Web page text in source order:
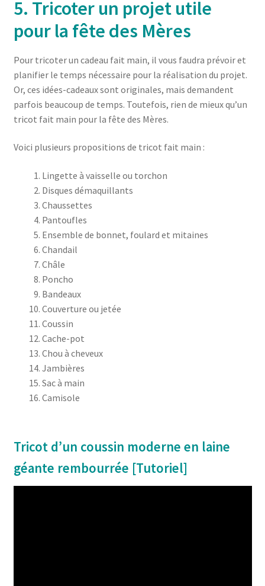
5. Tricoter un projet utile
pour la fête des Mères
Pour tricoter un cadeau fait main, il vous faudra prévoir et
planifier le temps nécessaire pour la réalisation du projet.
Or, ces idées-cadeaux sont originales, mais demandent
parfois beaucoup de temps. Toutefois, rien de mieux qu’un
tricot fait main pour la fête des Mères.
Voici plusieurs propositions de tricot fait main :
Lingette à vaisselle ou torchon
Disques démaquillants
Chaussettes
Pantoufles
Ensemble de bonnet, foulard et mitaines
Chandail
Châle
Poncho
Bandeaux
Couverture ou jetée
Coussin
Cache-pot
Chou à cheveux
Jambières
Sac à main
Camisole
Tricot d’un coussin moderne en laine
géante rembourrée [Tutoriel]